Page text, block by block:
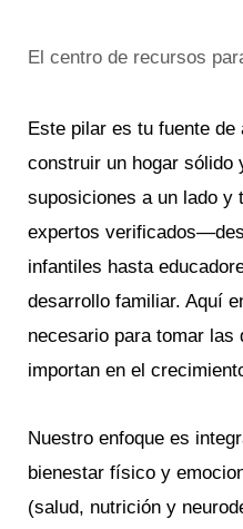
El centro de recursos
Este pilar es tu fuente
construir un hogar sólido
suposiciones a un lado y
expertos
infantiles hasta
desarrollo familiar. Aquí
necesario para tomar las
importan en el
Nuestro enfoque es
bienestar físico y
(salud, nutrición y